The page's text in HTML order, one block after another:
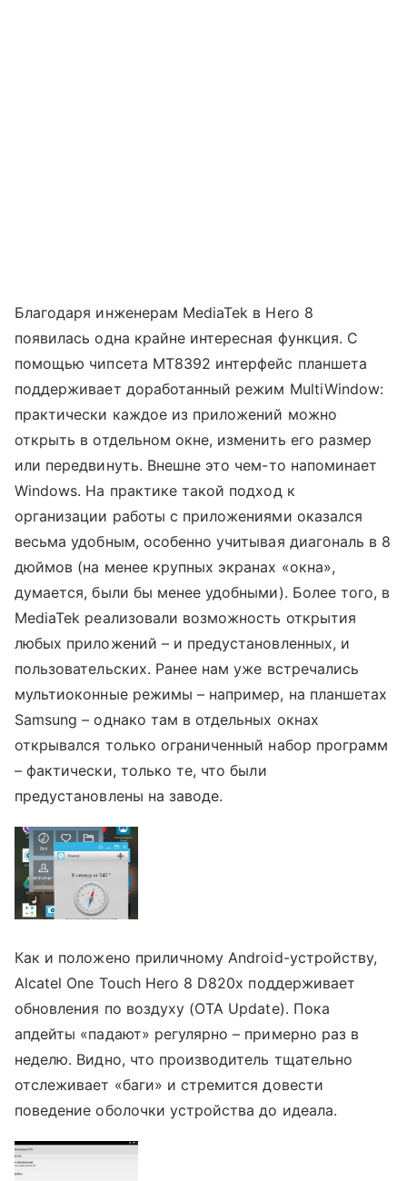
Благодаря инженерам MediaTek в Hero 8
появилась одна крайне интересная функция. С
помощью чипсета MT8392 интерфейс планшета
поддерживает доработанный режим MultiWindow:
практически каждое из приложений можно
открыть в отдельном окне, изменить его размер
или передвинуть. Внешне это чем-то напоминает
Windows. На практике такой подход к
организации работы с приложениями оказался
весьма удобным, особенно учитывая диагональ в 8
дюймов (на менее крупных экранах «окна»,
думается, были бы менее удобными). Более того, в
MediaTek реализовали возможность открытия
любых приложений – и предустановленных, и
пользовательских. Ранее нам уже встречались
мультиоконные режимы – например, на планшетах
Samsung – однако там в отдельных окнах
открывался только ограниченный набор программ
– фактически, только те, что были
предустановлены на заводе.
Как и положено приличному Android-устройству,
Alcatel One Touch Hero 8 D820x поддерживает
обновления по воздуху (OTA Update). Пока
апдейты «падают» регулярно – примерно раз в
неделю. Видно, что производитель тщательно
отслеживает «баги» и стремится довести
поведение оболочки устройства до идеала.